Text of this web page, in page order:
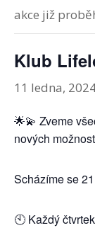
akce již
Klub
11 ledna,
🌟💫 Zveme
nových
Scházíme se
🕙 Každý